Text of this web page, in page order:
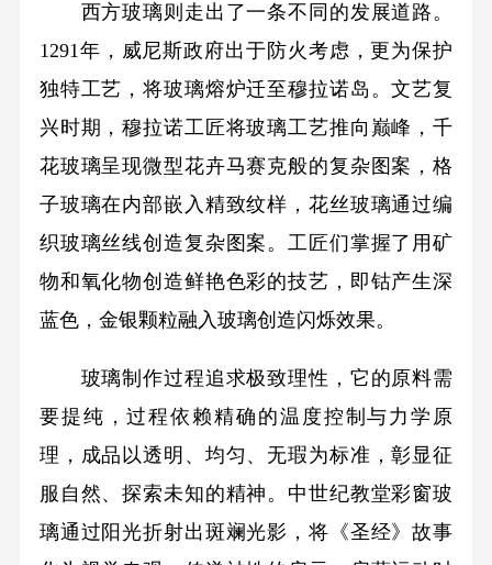
西方玻璃则走出了一条不同的发展道路。
1291年，威尼斯政府出于防火考虑，更为保护
独特工艺，将玻璃熔炉迁至穆拉诺岛。文艺复
兴时期，穆拉诺工匠将玻璃工艺推向巅峰，千
花玻璃呈现微型花卉马赛克般的复杂图案，格
子玻璃在内部嵌入精致纹样，花丝玻璃通过编
织玻璃丝线创造复杂图案。工匠们掌握了用矿
物和氧化物创造鲜艳色彩的技艺，即钴产生深
蓝色，金银颗粒融入玻璃创造闪烁效果。
玻璃制作过程追求极致理性，它的原料需
要提纯，过程依赖精确的温度控制与力学原
理，成品以透明、均匀、无瑕为标准，彰显征
服自然、探索未知的精神。中世纪教堂彩窗玻
璃通过阳光折射出斑斓光影，将《圣经》故事